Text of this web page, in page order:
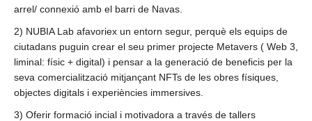
arrel/ connexió amb el barri de Navas.
2) NUBIA Lab afavoriex un entorn segur, perquè els equips de
ciutadans puguin crear el seu primer projecte Metavers ( Web 3,
liminal: físic + digital) i pensar a la generació de beneficis per la
seva comercialització mitjançant NFTs de les obres físiques,
objectes digitals i experiències immersives.
3) Oferir formació incial i motivadora a través de tallers